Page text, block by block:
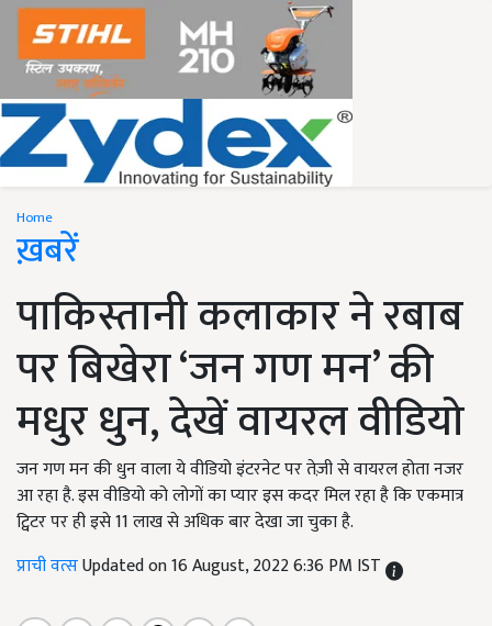
Home
ख़बरें
पाकिस्तानी कलाकार ने रबाब
पर बिखेरा ‘जन गण मन’ की
मधुर धुन, देखें वायरल वीडियो
जन गण मन की धुन वाला ये वीडियो इंटरनेट पर तेज़ी से वायरल होता नजर
आ रहा है. इस वीडियो को लोगों का प्यार इस कदर मिल रहा है कि एकमात्र
ट्विटर पर ही इसे 11 लाख से अधिक बार देखा जा चुका है.
प्राची वत्सUpdated on 16 August, 2022 6:36 PM IST